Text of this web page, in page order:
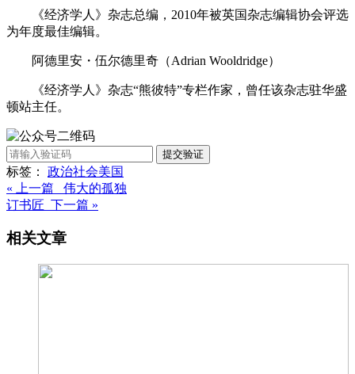
《经济学人》杂志总编，2010年被英国杂志编辑协会评选
为年度最佳编辑。
阿德里安・伍尔德里奇（Adrian Wooldridge）
《经济学人》杂志“熊彼特”专栏作家，曾任该杂志驻华盛
顿站主任。
提交验证
标签： 政治社会美国
« 上一篇 伟大的孤独
订书匠 下一篇 »
相关文章